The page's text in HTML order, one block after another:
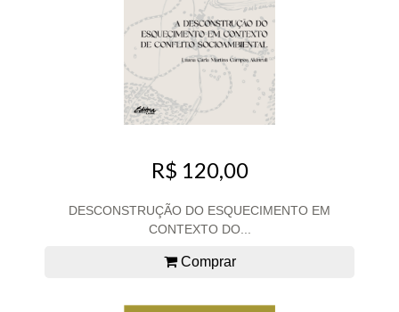
R$ 120,00
DESCONSTRUÇÃO DO ESQUECIMENTO EM
CONTEXTO DO...
Comprar